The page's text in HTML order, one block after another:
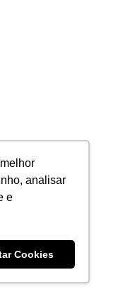
analisar
e
Cookies